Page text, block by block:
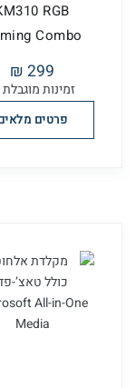
זמינות מוגבלת
RGB
Combo
and
Mouse
299 ₪
פרטים